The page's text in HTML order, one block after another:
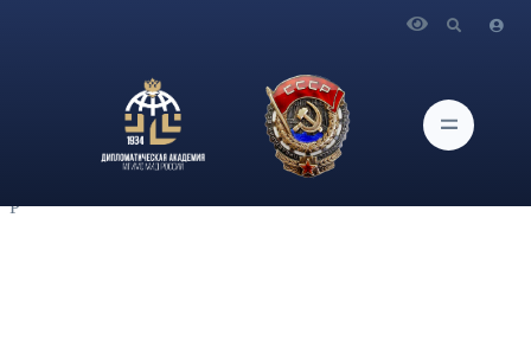
Дипломатической академии МИД России, д-р юрид. наук
А.Ю. Ястребова выступила с докладом "Правовой статус
мигрантов в международном праве" на заседании круглого
стола "Право и миграция в меняющемся мире" XV Конвента
Р